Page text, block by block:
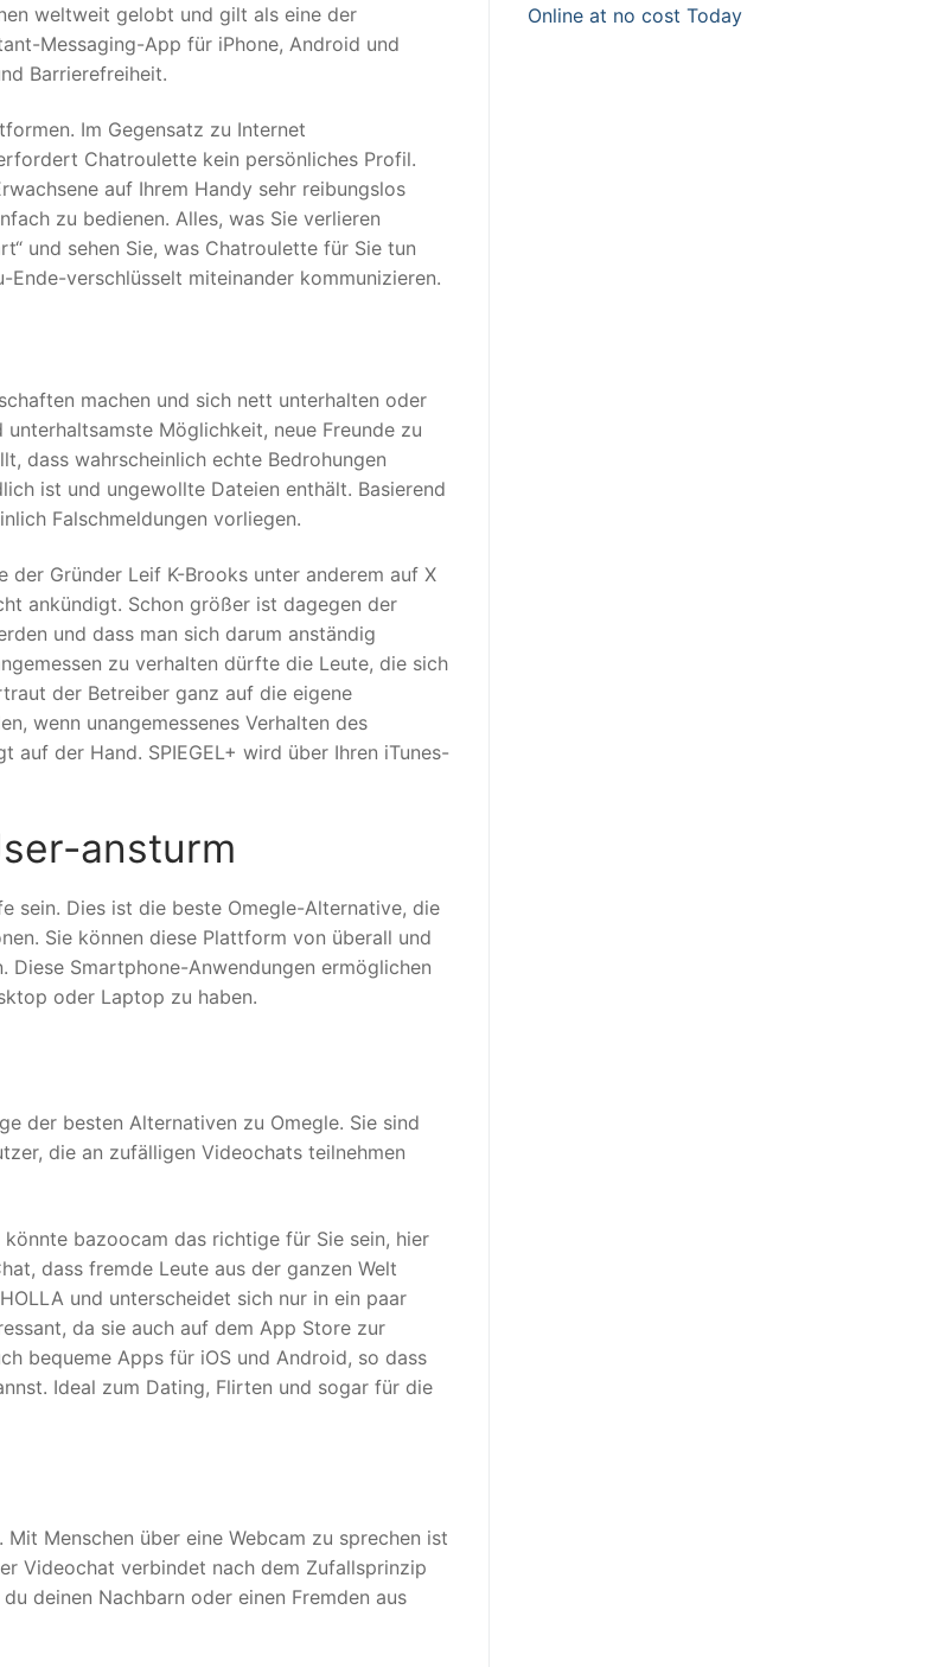
weltweit gelobt und gilt als eine der
Messaging-App für iPhone, Android und
Barrierefreiheit.
Im Gegensatz zu Internet
Chatroulette kein persönliches Profil.
auf Ihrem Handy sehr reibungslos
zu bedienen. Alles, was Sie verlieren
und sehen Sie, was Chatroulette für Sie tun
verschlüsselt miteinander kommunizieren.
machen und sich nett unterhalten oder
Möglichkeit, neue Freunde zu
dass wahrscheinlich echte Bedrohungen
ist und ungewollte Dateien enthält. Basierend
Falschmeldungen vorliegen.
Gründer Leif K-Brooks unter anderem auf X
ankündigt. Schon größer ist dagegen der
und dass man sich darum anständig
zu verhalten dürfte die Leute, die sich
der Betreiber ganz auf die eigene
wenn unangemessenes Verhalten des
der Hand. SPIEGEL+ wird über Ihren iTunes-
ansturm
sein. Dies ist die beste Omegle-Alternative, die
Sie können diese Plattform von überall und
Smartphone-Anwendungen ermöglichen
oder Laptop zu haben.
der besten Alternativen zu Omegle. Sie sind
die an zufälligen Videochats teilnehmen
bazoocam das richtige für Sie sein, hier
dass fremde Leute aus der ganzen Welt
und unterscheidet sich nur in ein paar
da sie auch auf dem App Store zur
bequeme Apps für iOS und Android, so dass
Ideal zum Dating, Flirten und sogar für die
Menschen über eine Webcam zu sprechen ist
Videochat verbindet nach dem Zufallsprinzip
deinen Nachbarn oder einen Fremden aus
Online at no cost Today